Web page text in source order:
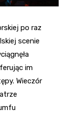
po raz
scenie
im
Wieczór